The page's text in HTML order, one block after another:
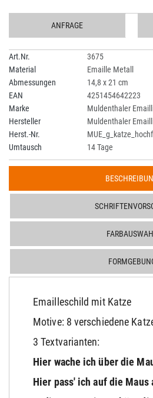
ANFRAGE
Art.Nr.
3675
Material
Emaille Metall
Abmessungen
14,8 x 21 cm
EAN
4251454642223
Marke
Muldenthaler
Hersteller
Muldenthaler
Herst.-Nr.
Umtausch
14 Tage
Emailleschild mit Katze
Motive: 8 verschiedene
3 Textvarianten:
Hier wache ich über die
Hier pass' ich auf die Maus